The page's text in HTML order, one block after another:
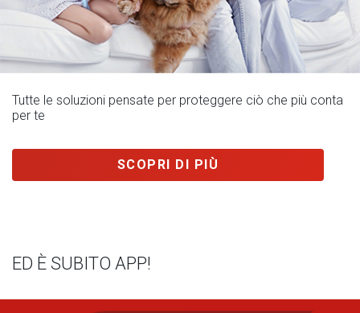
Tutte le soluzioni pensate per proteggere ciò che più conta
per te
SCOPRI DI PIÙ
ED È SUBITO APP!